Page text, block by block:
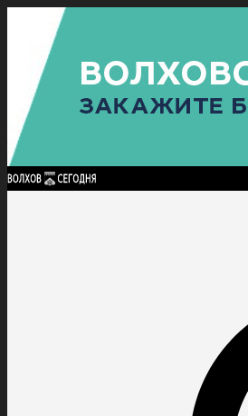
Найти:
ГЛАВНАЯ ПОЛИТИКАПРОИСШЕСТВИЯ
ПОЛИТИКА
КУЛЬТУРА
ПОСЕЛЕНИЯ